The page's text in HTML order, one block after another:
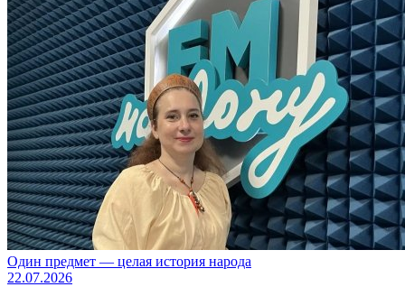
Один предмет — целая история народа
22.07.2026